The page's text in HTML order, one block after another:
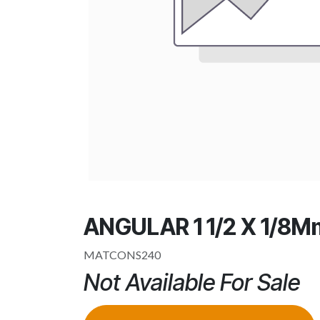
ANGULAR 1 1/2 X 1/
MATCONS240
Not Available For Sale